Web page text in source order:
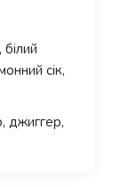
сік,
джиггер,